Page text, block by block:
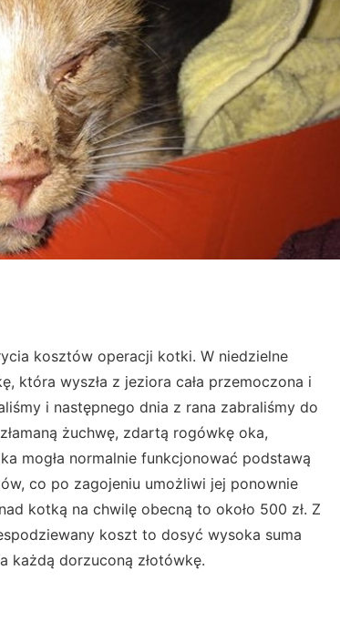
kosztów operacji kotki. W niedzielne
która wyszła z jeziora cała przemoczona i
i następnego dnia z rana zabraliśmy do
żuchwę, zdartą rogówkę oka,
mogła normalnie funkcjonować podstawą
co po zagojeniu umożliwi jej ponownie
kotką na chwilę obecną to około 500 zł. Z
koszt to dosyć wysoka suma
każdą dorzuconą złotówkę.